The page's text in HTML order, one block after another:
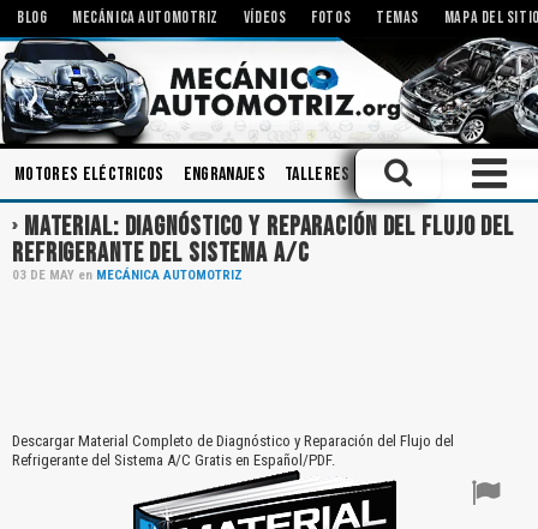
BLOG MECÁNICA AUTOMOTRIZ VÍDEOS FOTOS TEMAS MAPA DEL
Motores Eléctricos Engranajes Talleres Modificaciones
MATERIAL: DIAGNÓSTICO Y REPARACIÓN DEL FLUJO DEL
REFRIGERANTE DEL SISTEMA A/C
03 DE MAY en MECÁNICA AUTOMOTRIZ
Descargar Material Completo de Diagnóstico y Reparación del Flujo del
Refrigerante del Sistema A/C Gratis en Español/PDF.